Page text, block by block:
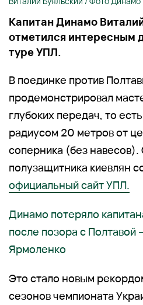
Капитан Динамо
отметился интересным
туре УПЛ.
В поединке против
продемонстрировал
глубоких передач, то
радиусом 20 метров от
соперника (без
полузащитника киевлян
официальный сайт УПЛ.
Динамо потеряло
после позора с Полтавой
Ярмоленко
Это стало новым
сезонов чемпионата